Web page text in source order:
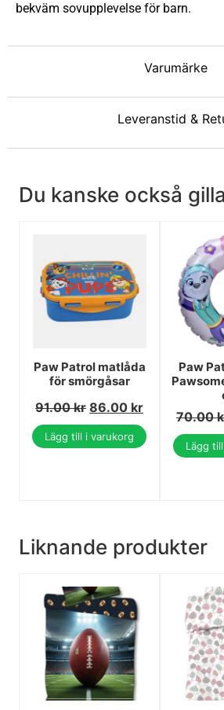
Varumärke
Leveranstid &
bekväm sovupplevelse för barn.
Du kanske också
Paw Patrol matlåda
för smörgåsar
91.00kr 86.00 kr
Lägg till i varukorg
Paw
70.00
Lägg
Liknande produkter